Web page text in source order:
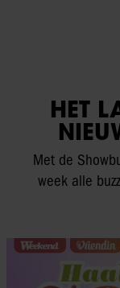
HET
Met de
week alle